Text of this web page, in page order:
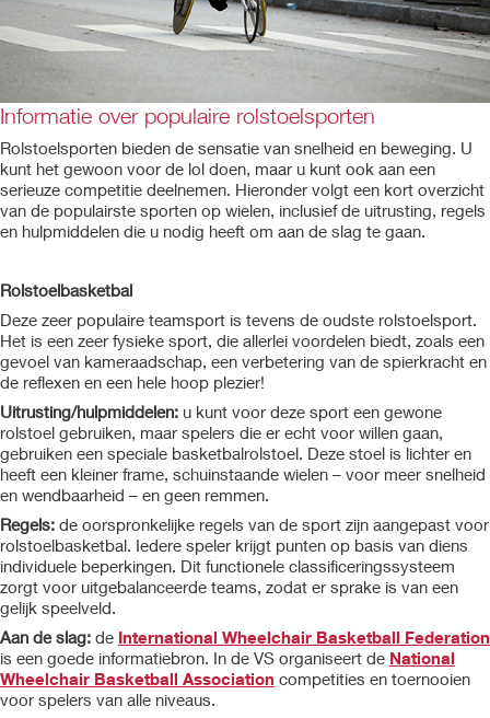
Informatie over populaire rolstoelsporten
Rolstoelsporten bieden de sensatie van snelheid en beweging. U
kunt het gewoon voor de lol doen, maar u kunt ook aan een
serieuze competitie deelnemen. Hieronder volgt een kort overzicht
van de populairste sporten op wielen, inclusief de uitrusting, regels
en hulpmiddelen die u nodig heeft om aan de slag te gaan.
Rolstoelbasketbal
Deze zeer populaire teamsport is tevens de oudste rolstoelsport.
Het is een zeer fysieke sport, die allerlei voordelen biedt, zoals een
gevoel van kameraadschap, een verbetering van de spierkracht en
de reflexen en een hele hoop plezier!
Uitrusting/hulpmiddelen: u kunt voor deze sport een gewone
rolstoel gebruiken, maar spelers die er echt voor willen gaan,
gebruiken een speciale basketbalrolstoel. Deze stoel is lichter en
heeft een kleiner frame, schuinstaande wielen – voor meer snelheid
en wendbaarheid – en geen remmen.
Regels: de oorspronkelijke regels van de sport zijn aangepast voor
rolstoelbasketbal. Iedere speler krijgt punten op basis van diens
individuele beperkingen. Dit functionele classificeringssysteem
zorgt voor uitgebalanceerde teams, zodat er sprake is van een
gelijk speelveld.
Aan de slag: de International Wheelchair Basketball Federation
is een goede informatiebron. In de VS organiseert de National
Wheelchair Basketball Association competities en toernooien
voor spelers van alle niveaus.